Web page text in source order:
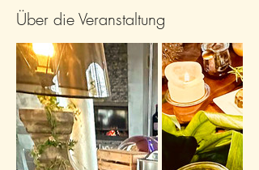
Über die Veranstaltung